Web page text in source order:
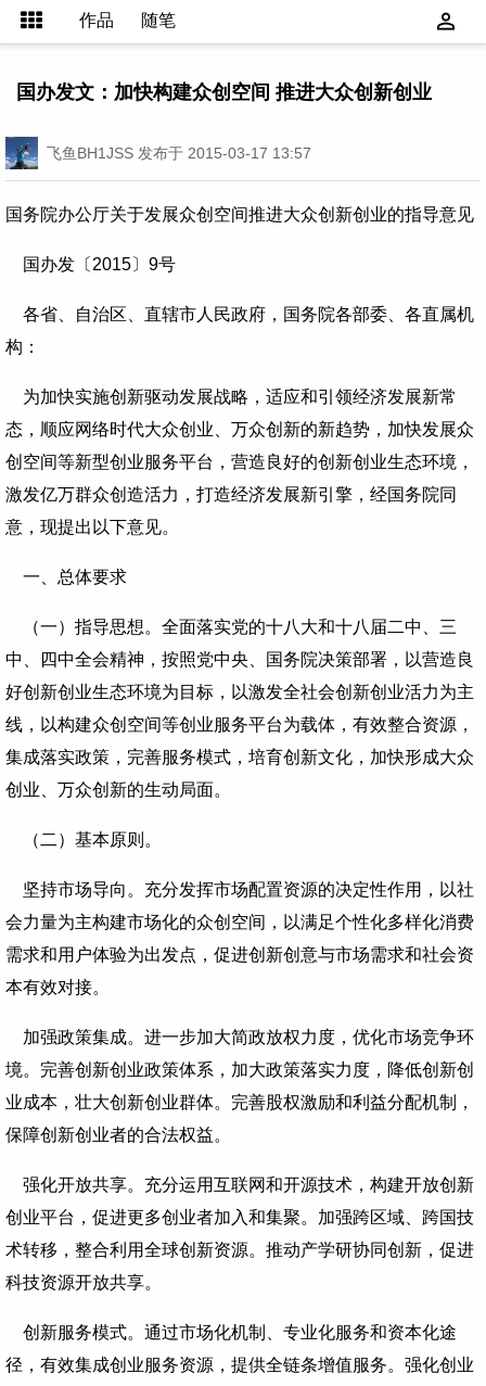
作品 随笔
国办发文：加快构建众创空间 推进大众创新创业
飞鱼BH1JSS 发布于 2015-03-17 13:57
国务院办公厅关于发展众创空间推进大众创新创业的指导意见
国办发〔2015〕9号
各省、自治区、直辖市人民政府，国务院各部委、各直属机
构：
为加快实施创新驱动发展战略，适应和引领经济发展新常
态，顺应网络时代大众创业、万众创新的新趋势，加快发展众
创空间等新型创业服务平台，营造良好的创新创业生态环境，
激发亿万群众创造活力，打造经济发展新引擎，经国务院同
意，现提出以下意见。
一、总体要求
（一）指导思想。全面落实党的十八大和十八届二中、三
中、四中全会精神，按照党中央、国务院决策部署，以营造良
好创新创业生态环境为目标，以激发全社会创新创业活力为主
线，以构建众创空间等创业服务平台为载体，有效整合资源，
集成落实政策，完善服务模式，培育创新文化，加快形成大众
创业、万众创新的生动局面。
（二）基本原则。
坚持市场导向。充分发挥市场配置资源的决定性作用，以社
会力量为主构建市场化的众创空间，以满足个性化多样化消费
需求和用户体验为出发点，促进创新创意与市场需求和社会资
本有效对接。
加强政策集成。进一步加大简政放权力度，优化市场竞争环
境。完善创新创业政策体系，加大政策落实力度，降低创新创
业成本，壮大创新创业群体。完善股权激励和利益分配机制，
保障创新创业者的合法权益。
强化开放共享。充分运用互联网和开源技术，构建开放创新
创业平台，促进更多创业者加入和集聚。加强跨区域、跨国技
术转移，整合利用全球创新资源。推动产学研协同创新，促进
科技资源开放共享。
创新服务模式。通过市场化机制、专业化服务和资本化途
径，有效集成创业服务资源，提供全链条增值服务。强化创业